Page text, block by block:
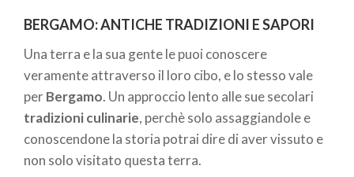
Scienza è il festival internazionale che dal 2003
ospita scienziati e premi Nobel, Bergamo Film
Meeting o Bergamo Jazz Festival animano le
primavere. Ogni stagione ha i suoi grandi eventi!
IL LAGO D’ISEO E LE VALLI DA VIVERE TUTTO
L’ANNO
BERGAMO: ANTICHE TRADIZIONI E SAPORI
Una terra e la sua gente le puoi conoscere
veramente attraverso il loro cibo, e lo stesso vale
perBergamo. Un approccio lento alle sue secolari
tradizioni culinarie, perchè solo assaggiandole e
conoscendone la storia potrai dire di aver vissuto e
non solo visitato questa terra.